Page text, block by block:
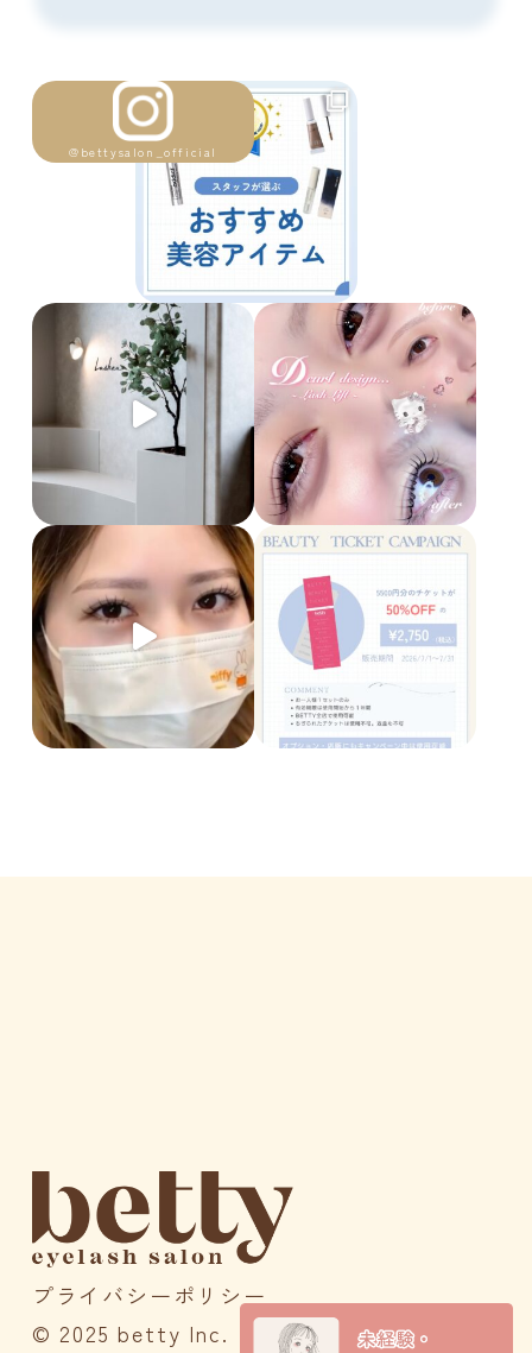
@bettysalon_official
プライバシーポリシー
© 2025 betty Inc.